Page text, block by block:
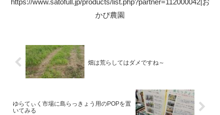
https://www.satofull.jp/products/list.php?partner=112000042|お
かぴ農園
畑は荒らしてはダメですね～
ゆらてぃく市場に島らっきょう用のPOPを置
いてみる